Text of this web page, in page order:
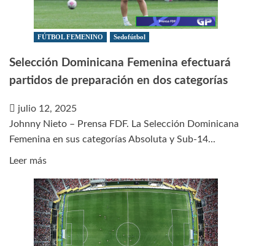
Planificación
Estratégica
FÚTBOL FEMENINO Sedofútbol
Selección Dominicana Femenina efectuará
partidos de preparación en dos categorías
julio 12, 2025
Johnny Nieto – Prensa FDF. La Selección Dominicana
Femenina en sus categorías Absoluta y Sub-14...
Leer másLeer
sobre
Selección
Dominicana
Femenina